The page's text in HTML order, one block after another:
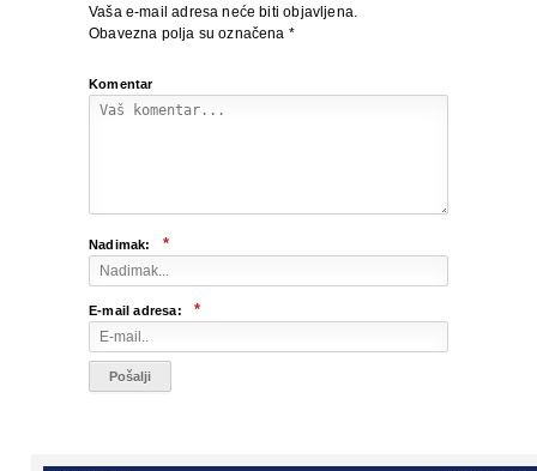
Vaša e-mail adresa neće biti objavljena.
Obavezna polja su označena *
Komentar
Nadimak: *
E-mail adresa: *